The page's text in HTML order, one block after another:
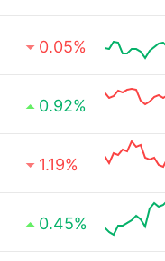
0.05%
0.92%
1.19%
0.45%